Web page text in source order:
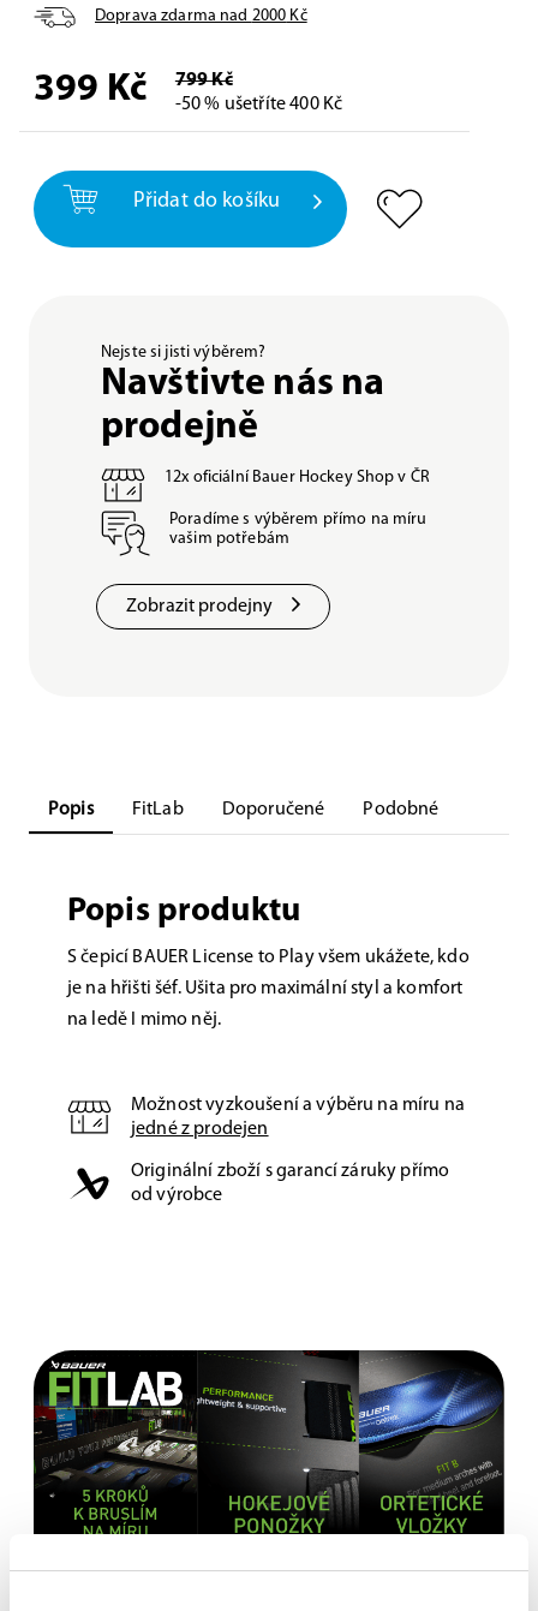
Doprava zdarma nad 2000 Kč
399 Kč
799 Kč
-50 % ušetříte 400 Kč
Přidat do košíku
Nejste si jisti výběrem?
Navštivte nás na
prodejně
12x oficiální Bauer Hockey Shop v ČR
Poradíme s výběrem přímo na míru
vašim potřebám
Zobrazit prodejny
Popis FitLab Doporučené Podobné
Popis produktu
S čepicí BAUER License to Play všem ukážete, kdo
je na hřišti šéf. Ušita pro maximální styl a komfort
na ledě I mimo něj.
Možnost vyzkoušení a výběru na míru na
jedné z prodejen
Originální zboží s garancí záruky přímo
od výrobce